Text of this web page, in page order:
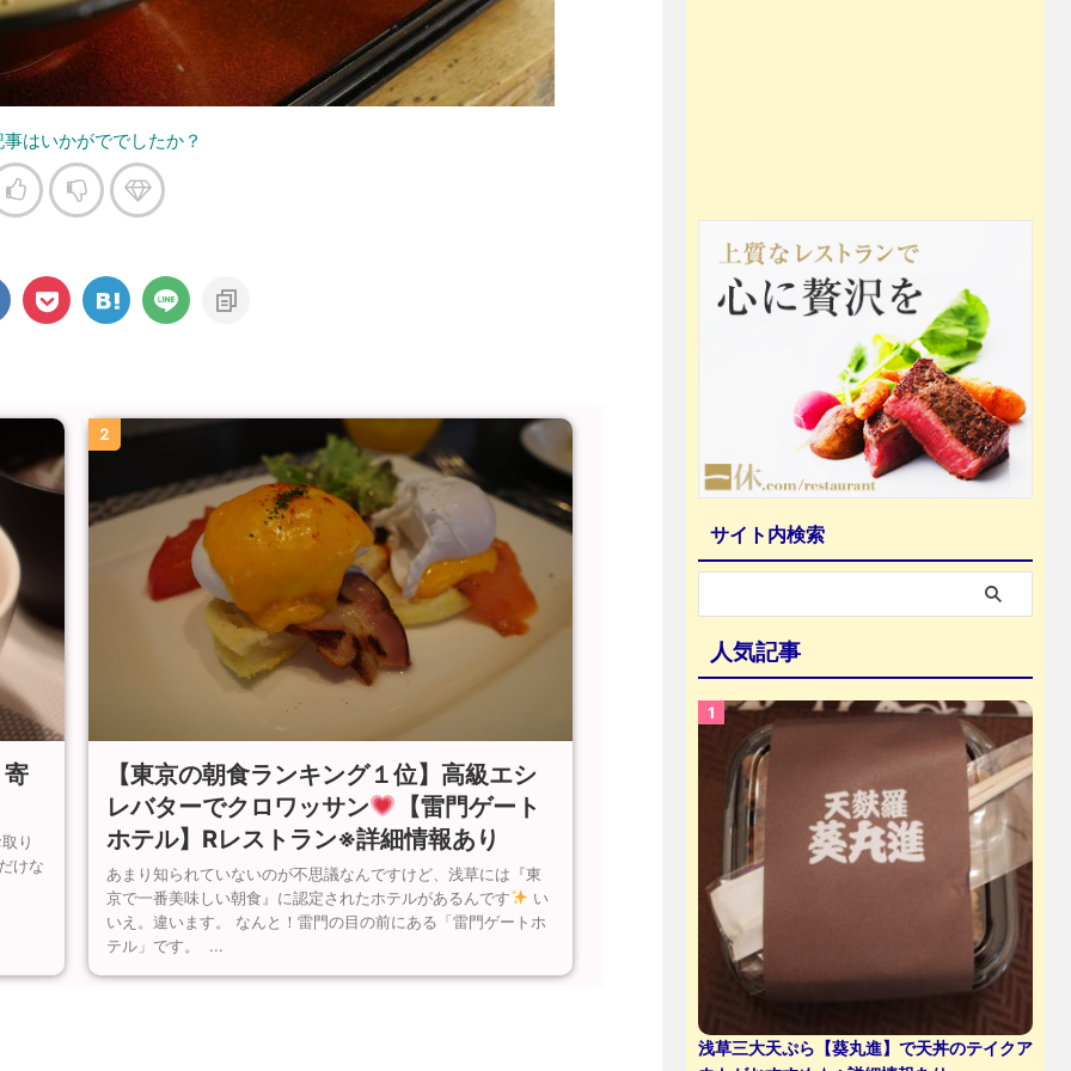
事はいかがででしたか？
り
けな
2
【東京の朝食ランキング１位】高級エシ
レバターでクロワッサン
【雷門ゲート
ホテル】Rレストラン※詳細情報あり
あまり知られていないのが不思議なんですけど、浅草には『東
京で一番美味しい朝食』に認定されたホテルがあるんです
い
いえ。違います。 なんと！雷門の目の前にある「雷門ゲートホ
テル」です。 ...
サイト内検索
人気記事
浅草三大天ぷら【葵丸進】で天丼のテイクア